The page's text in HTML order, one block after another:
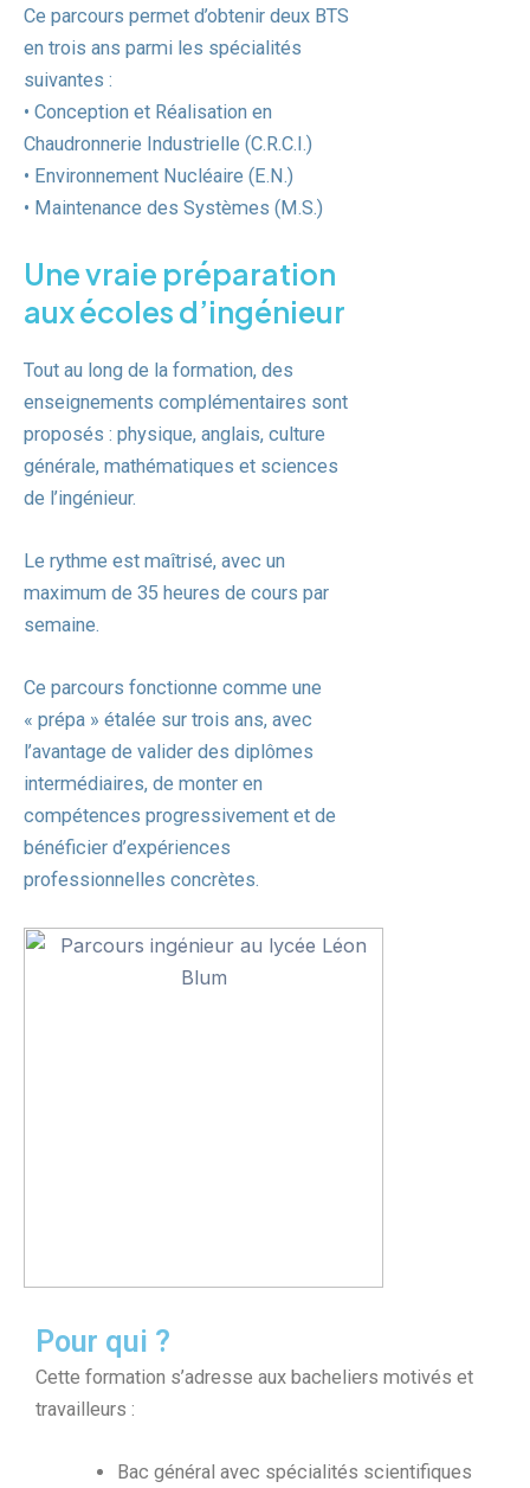
Ce parcours permet d’obtenir deux BTS
en trois ans parmi les spécialités
suivantes :
• Conception et Réalisation en
Chaudronnerie Industrielle (C.R.C.I.)
• Environnement Nucléaire (E.N.)
• Maintenance des Systèmes (M.S.)
Une vraie préparation
aux écoles d’ingénieur
Tout au long de la formation, des
enseignements complémentaires sont
proposés : physique, anglais, culture
générale, mathématiques et sciences
de l’ingénieur.
Le rythme est maîtrisé, avec un
maximum de 35 heures de cours par
semaine.
Ce parcours fonctionne comme une
« prépa » étalée sur trois ans, avec
l’avantage de valider des diplômes
intermédiaires, de monter en
compétences progressivement et de
bénéficier d’expériences
professionnelles concrètes.
Pour qui ?
Cette formation s’adresse aux bacheliers motivés et
travailleurs :
Bac général avec spécialités scientifiques